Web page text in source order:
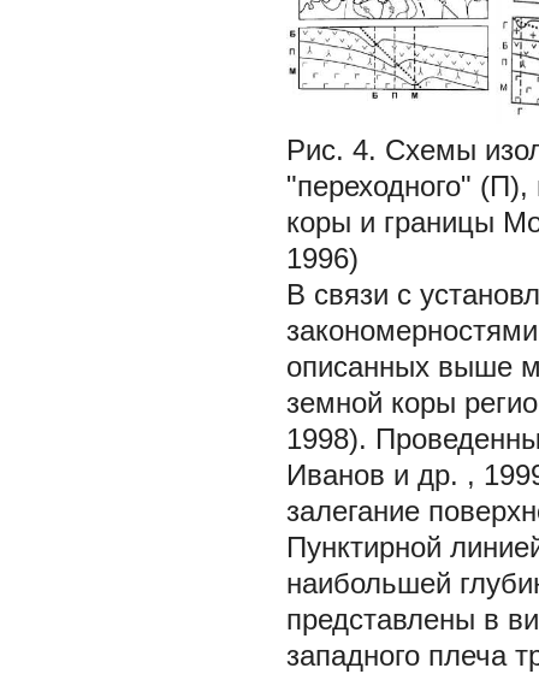
Рис. 4. Схемы
"переходного"
коры и границы
1996)
В связи с
описанных выше
земной коры
1998).
Иванов и др. ,
залегание
Пунктирной
наибольшей
представлены в
западного плеча